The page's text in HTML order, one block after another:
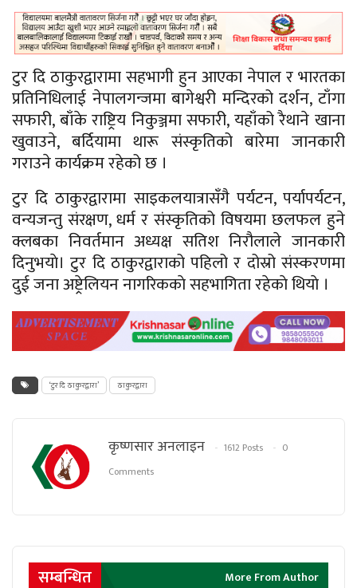
टुर दि ठाकुरद्वारामा सहभागी हुन आएका नेपाल र भारतका
प्रतिनिधिलाई नेपालगन्जमा बागेश्वरी मन्दिरको दर्शन, टाँगा
सफारी, बाँके राष्ट्रिय निकुञ्जमा सफारी, यहाँको रैथाने खाना
खुवाउने, बर्दियामा थारू संस्कृतिको बारेमा जानकारी
गराउने कार्यक्रम रहेको छ ।
टुर दि ठाकुरद्वारामा साइकलयात्रासँगै पर्यटन, पर्यापर्यटन,
वन्यजन्तु संरक्षण, धर्म र संस्कृतिको विषयमा छलफल हुने
क्लबका निवर्तमान अध्यक्ष सतिश निरौलाले जानकारी
दिनुभयाे। टुर दि ठाकुरद्वाराको पहिलो र दोस्रो संस्करणमा
दुई जना अष्ट्रेलियन नागरिककाे सहभागिता रहेकाे थियाे ।
‘टुर दि ठाकुरद्वारा’ ठाकुरद्वारा
कृष्णसार अनलाइन 1612 Posts
0
Comments
सम्बन्धित More From Author